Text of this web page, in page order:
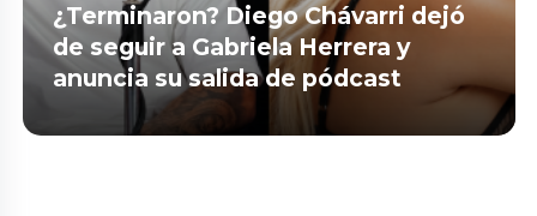
¿Terminaron? Diego Chávarri dejó
de seguir a Gabriela Herrera y
anuncia su salida de pódcast